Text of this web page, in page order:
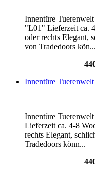
Innentüre
"L01" Lieferzeit ca.
oder rechts Elegant,
von Tradedoors kön...
Innentüre
Innentüre
Lieferzeit ca. 4-8
rechts Elegant,
Tradedoors könn...